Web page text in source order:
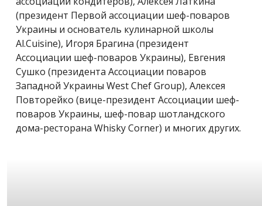
(президент Первой ассоциации шеф-поваров
Украины и основатель кулинарной школы
Al.Cuisine), Игоря Брагина (президент
Ассоциации шеф-поваров Украины), Евгения
Сушко (президента Ассоциации поваров
Западной Украины West Chef Group), Алексея
Повторейко (вице-президент Ассоциации шеф-
поваров Украины, шеф-повар шотландского
дома-ресторана Whisky Corner) и многих других.